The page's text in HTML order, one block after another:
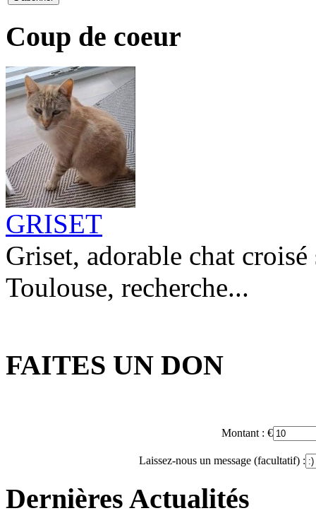
Coup de coeur
GRISET
Griset, adorable chat
Toulouse, recherche...
FAITES UN DON
Montant : €
Laissez-nous un message (facultatif) :
Dernières Actualités